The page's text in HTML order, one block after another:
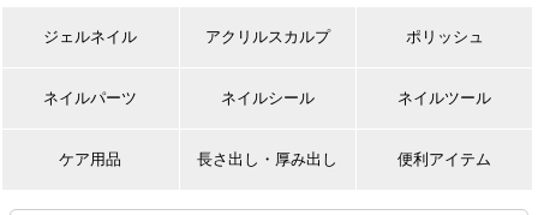
ジェルネイル アクリルスカルプ ポリッシュ
ネイルパーツ ネイルシール ネイルツール
ケア用品 長さ出し・厚み出し 便利アイテム